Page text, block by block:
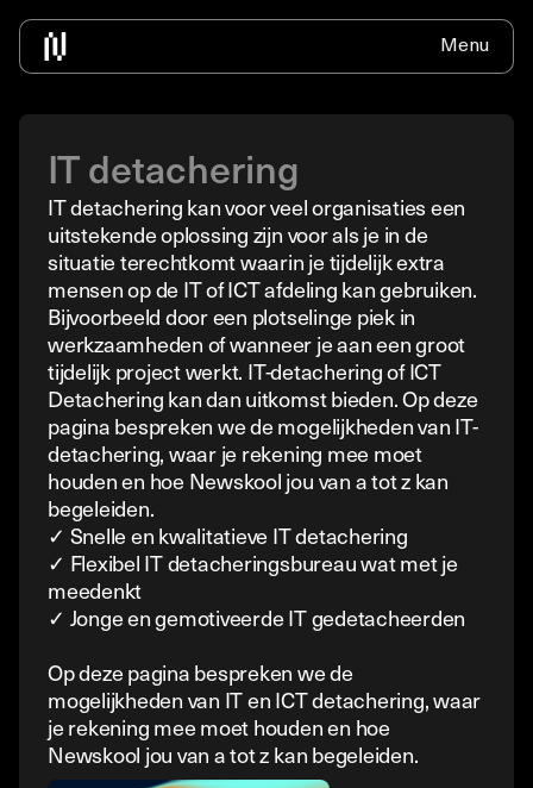
Menu
Home
IT Traineeship info
ICT zonder vooropleiding
Werkend leren
Omscholen ICT informatie
Vacature Traineeship
Newdesk
Over ons
Alle nieuws
Solliciteer
IT detachering
IT detachering kan voor veel organisaties een
uitstekende oplossing zijn voor als je in de
situatie terechtkomt waarin je tijdelijk extra
mensen op de IT of ICT afdeling kan gebruiken.
Bijvoorbeeld door een plotselinge piek in
werkzaamheden of wanneer je aan een groot
tijdelijk project werkt. IT-detachering of ICT
Detachering kan dan uitkomst bieden. Op deze
pagina bespreken we de mogelijkheden van IT-
detachering, waar je rekening mee moet
houden en hoe Newskool jou van a tot z kan
begeleiden.
✓ Snelle en kwalitatieve IT detachering
✓ Flexibel IT detacheringsbureau wat met je
meedenkt
✓ Jonge en gemotiveerde IT gedetacheerden
Op deze pagina bespreken we de
mogelijkheden van IT en ICT detachering, waar
je rekening mee moet houden en hoe
Newskool jou van a tot z kan begeleiden.